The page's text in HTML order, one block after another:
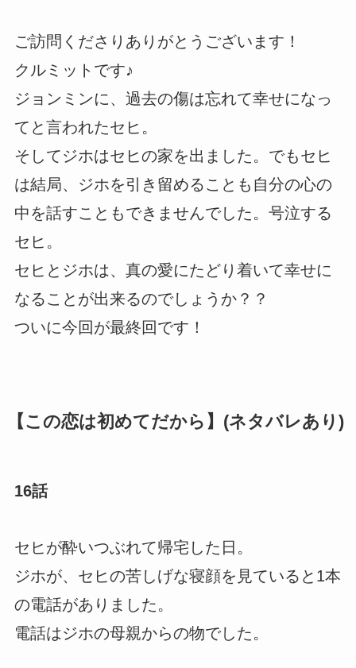
ご訪問くださりありがとうございます！
クルミットです♪
ジョンミンに、過去の傷は忘れて幸せになっ
てと言われたセヒ。
そしてジホはセヒの家を出ました。でもセヒ
は結局、ジホを引き留めることも自分の心の
中を話すこともできませんでした。号泣する
セヒ。
セヒとジホは、真の愛にたどり着いて幸せに
なることが出来るのでしょうか？？
ついに今回が最終回です！
【この恋は初めてだから】(ネタバレあり)
16話
セヒが酔いつぶれて帰宅した日。
ジホが、セヒの苦しげな寝顔を見ていると1本
の電話がありました。
電話はジホの母親からの物でした。